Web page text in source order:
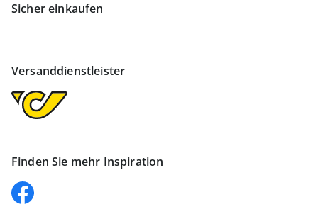
Sicher einkaufen
Versanddienstleister
Finden Sie mehr Inspiration